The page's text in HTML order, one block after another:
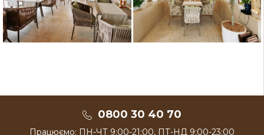
0800 30 40 70
Працюємо: ПН-ЧТ 9:00-21:00, ПТ-НД 9:00-23:00